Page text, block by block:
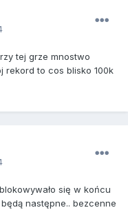
tej grze mnostwo
rekord to cos blisko 100k
się w końcu
następne.. bezcenne